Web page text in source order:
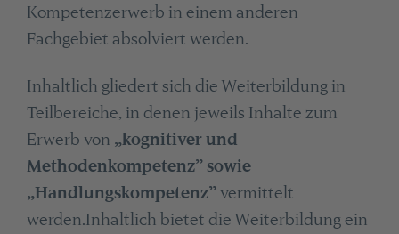
Kompetenzerwerb in einem anderen
Fachgebiet absolviert werden.
Inhaltlich gliedert sich die Weiterbildung in
Teilbereiche, in denen jeweils Inhalte zum
Erwerb von „kognitiver und
Methodenkompetenz” sowie
„Handlungskompetenz” vermittelt
werden.Inhaltlich bietet die Weiterbildung ein